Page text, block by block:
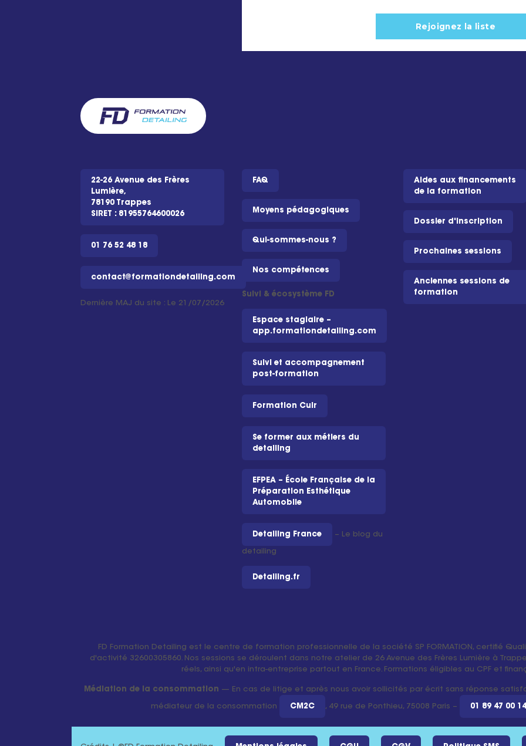
22-26 Avenue des Frères
Lumière,
78190 Trappes
SIRET : 81955764600026
01 76 52 48 18
contact@formationdetailing.com
Dernière MAJ du site : Le 21/07/2026
FAQ
Moyens pédagogiques
Qui-sommes-nous ?
Nos compétences
Suivi & écosystème FD
Espace stagiaire –
app.formationdetailing.com
Suivi et accompagnement
post-formation
Formation Cuir
Se former aux métiers du
detailing
EFPEA – École Française de la
Préparation Esthétique
Automobile
Detailing France – Le blog du
detailing
Detailing.fr
Aides aux financements
de la formation
Dossier d'inscription
Prochaines sessions
Anciennes sessions de
formation
FD Formation Detailing est le centre de formation professionnelle de la société SP FORMATION, certifié
d'activité 32600305860. Nos sessions se déroulent dans notre atelier de 26 Avenue des Frères Lumière à
réels, ainsi qu'en intra-entreprise partout en France. Formations éligibles au CPF et
Médiation de la consommation — En cas de litige et après nous avoir sollicités par écrit sans réponse
médiateur de la consommation CM2C , 49 rue de Ponthieu, 75008 Paris – 01 89 47 00 14